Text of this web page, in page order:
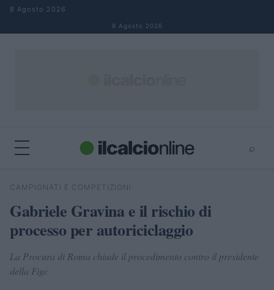
Salta al contenuto
8 Agosto 2026
8 Agosto 2026
⌕
Cerca
CAMPIONATI E COMPETIZIONI
Gabriele Gravina e il rischio di
processo per autoriciclaggio
La Procura di Roma chiude il procedimento contro il presidente
della Figc